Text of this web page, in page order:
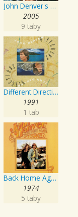
John Denver's Greatest Hits
2005
9 taby
Different Directions
1991
1 tab
Back Home Again
1974
5 taby